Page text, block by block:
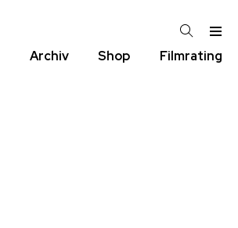
Archiv Shop Filmrating